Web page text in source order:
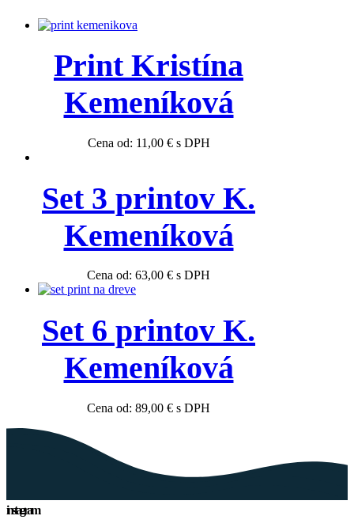
Print Kristína
Kemeníková
Cena od: 11,00 €s DPH
Set 3 printov K.
Kemeníková
Cena od: 63,00 € s DPH
Set 6 printov K.
Kemeníková
Cena od: 89,00 € s DPH
instagram